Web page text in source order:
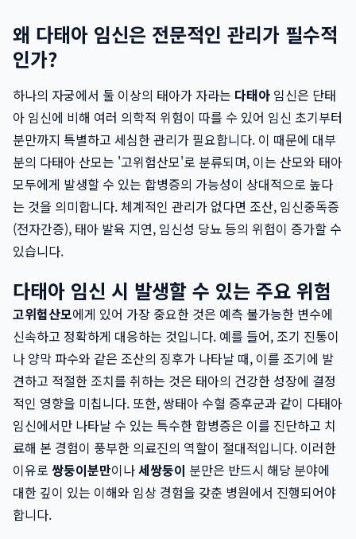
왜 다태아 임신은 전문적인 관리가 필수적
인가?
하나의 자궁에서 둘 이상의 태아가 자라는 다태아 임신은 단태
아 임신에 비해 여러 의학적 위험이 따를 수 있어 임신 초기부터
분만까지 특별하고 세심한 관리가 필요합니다. 이 때문에 대부
분의 다태아 산모는 '고위험산모'로 분류되며, 이는 산모와 태아
모두에게 발생할 수 있는 합병증의 가능성이 상대적으로 높다
는 것을 의미합니다. 체계적인 관리가 없다면 조산, 임신중독증
(전자간증), 태아 발육 지연, 임신성 당뇨 등의 위험이 증가할 수
있습니다.
다태아 임신 시 발생할 수 있는 주요 위험
고위험산모에게 있어 가장 중요한 것은 예측 불가능한 변수에
신속하고 정확하게 대응하는 것입니다. 예를 들어, 조기 진통이
나 양막 파수와 같은 조산의 징후가 나타날 때, 이를 조기에 발
견하고 적절한 조치를 취하는 것은 태아의 건강한 성장에 결정
적인 영향을 미칩니다. 또한, 쌍태아 수혈 증후군과 같이 다태아
임신에서만 나타날 수 있는 특수한 합병증은 이를 진단하고 치
료해 본 경험이 풍부한 의료진의 역할이 절대적입니다. 이러한
이유로 쌍둥이분만이나세쌍둥이 분만은 반드시 해당 분야에
대한 깊이 있는 이해와 임상 경험을 갖춘 병원에서 진행되어야
합니다.